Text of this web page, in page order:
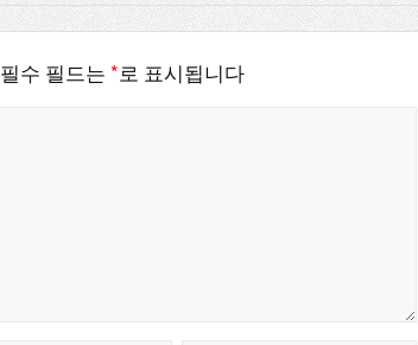
필수 필드는 *로 표시됩니다